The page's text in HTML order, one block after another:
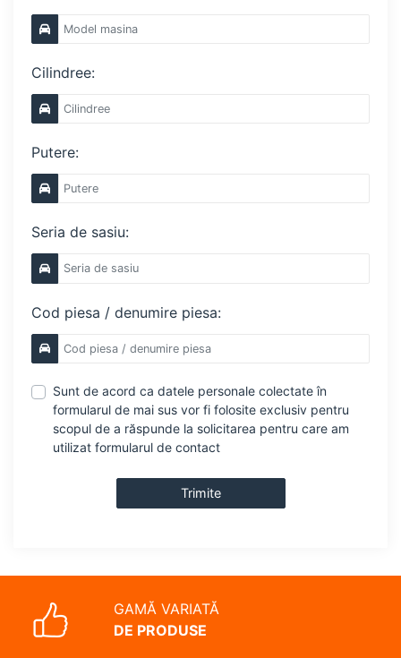
Cilindree:
Putere:
Seria de sasiu:
Cod piesa / denumire piesa:
Sunt de acord ca datele personale colectate în
formularul de mai sus vor fi folosite exclusiv pentru
scopul de a răspunde la solicitarea pentru care am
utilizat formularul de contact
Trimite
GAMĂ VARIATĂ
DE PRODUSE